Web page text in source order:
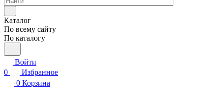
Каталог
По всему сайту
По каталогу
Войти
0
Избранное
0 Корзина